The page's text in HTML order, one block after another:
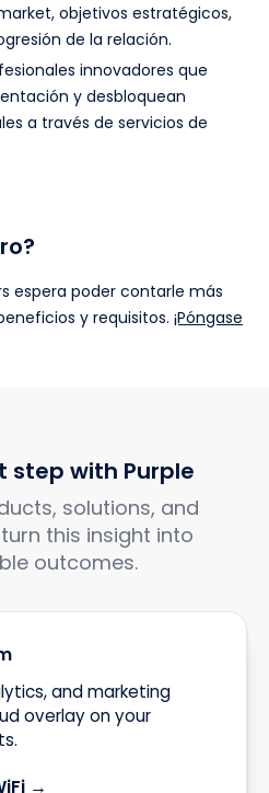
objetivos estratégicos,
de la relación.
innovadores que
y desbloquean
a través de servicios de
espera poder contarle más
y requisitos. ¡Póngase
step with Purple
solutions, and
this insight into
outcomes.
and marketing
overlay on your
→